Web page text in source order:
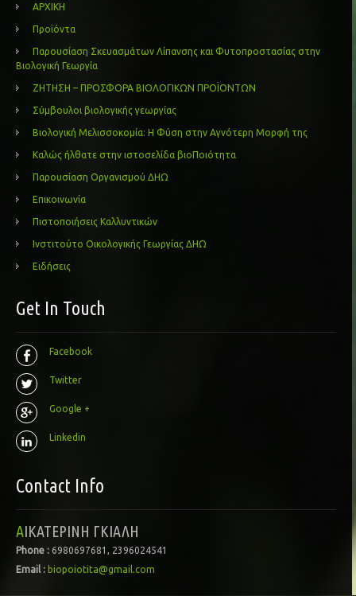
ΑΡΧΙΚΗ
Προϊόντα
Παρουσίαση Σκευασμάτων Λίπανσης και Φυτοπροστασίας στην
Βιολογική Γεωργία
ΖΗΤΗΣΗ – ΠΡΟΣΦΟΡΑ ΒΙΟΛΟΓΙΚΩΝ ΠΡΟΪΟΝΤΩΝ
Σύμβουλοι βιολογικής γεωργίας
Βιολογική Μελισσοκομία: Η Φύση στην Αγνότερη Μορφή της
Καλώς ήλθατε στην ιστοσελίδα βιοΠοιότητα
Παρουσίαση Οργανισμού ΔΗΩ
Επικοινωνία
Πιστοποιήσεις Καλλυντικών
Ινστιτούτο Οικολογικής Γεωργίας ΔΗΩ
Ειδήσεις
Get In Touch
Facebook
Twitter
Google +
Linkedin
Contact Info
ΑΙΚΑΤΕΡΙΝΗ ΓΚΙΑΛΗ
Phone : 6980697681, 2396024541
Email : biopoiotita@gmail.com